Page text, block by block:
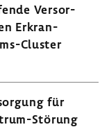
Versor­
Erkran­
Cluster
für
Störung